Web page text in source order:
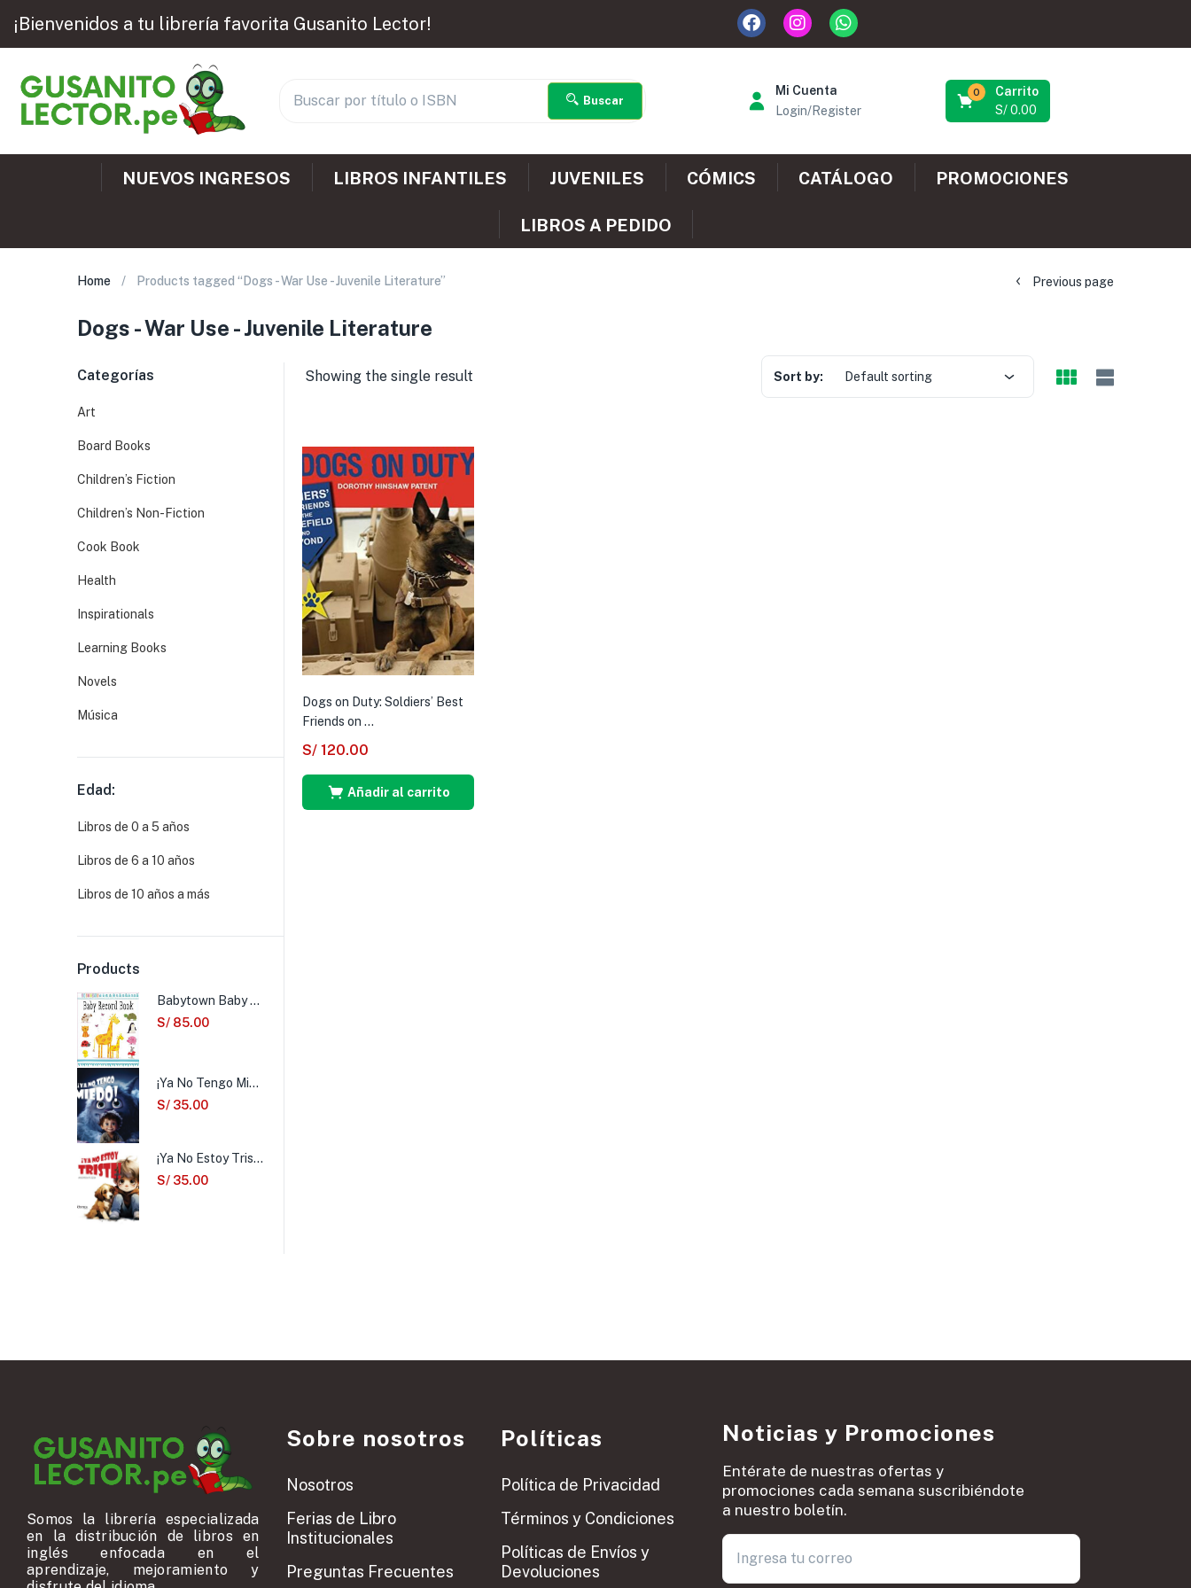
¡Bienvenidos a tu librería favorita Gusanito Lector!
Buscar
Mi Cuenta
Login/Register
Carrito
0
S/0.00
NUEVOS INGRESOS LIBROS INFANTILES JUVENILES CÓMICS CATÁLOGO PROMOCIONES
LIBROS A PEDIDO
Home Products tagged “Dogs - War Use - Juvenile Literature” Previous page
Dogs - War Use - Juvenile Literature
Showing the single result Sort by: Default sorting
Dogs on Duty: Soldiers’ Best
Friends on ...
S/ 120.00
Añadir al carrito
Categorías
Art
Board Books
Children’s Fiction
Children’s Non-Fiction
Cook Book
Health
Inspirationals
Learning Books
Novels
Música
Edad:
Libros de 0 a 5 años
Libros de 6 a 10 años
Libros de 10 años a más
Products
Babytown Baby Record Book
S/ 85.00
¡Ya No Tengo Miedo!
S/ 35.00
¡Ya No Estoy Triste!
S/ 35.00
Somos la librería especializada
en la distribución de libros en
inglés enfocada en el
aprendizaje, mejoramiento y
Sobre nosotros
Nosotros
Ferias de Libro
Institucionales
Preguntas Frecuentes
Políticas
Política de Privacidad
Términos y Condiciones
Políticas de Envíos y
Devoluciones
Noticias y Promociones
Entérate de nuestras ofertas y
promociones cada semana suscribiéndote
a nuestro boletín.